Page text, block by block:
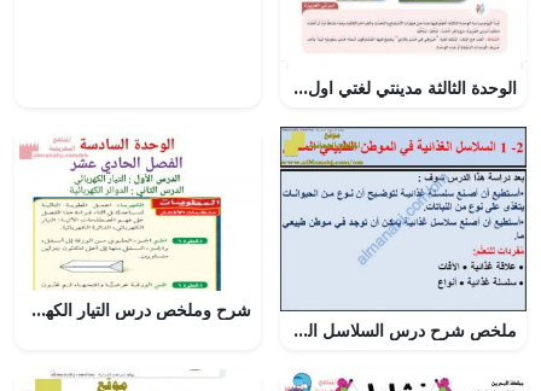
الوحدة الثالثة مدينتي لغتي اول ابتدائي – المنهاج السعودي
ملخص شرح درس السلاسل الغذائية في الموطن الطبيعي المحلي مع حل الأنشطة (علوم) السادس
شرح وملخص درس التيار الكهربائي